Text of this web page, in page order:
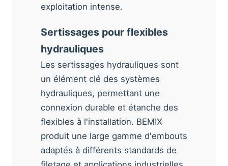
exploitation intense.
Sertissages pour flexibles
hydrauliques
Les sertissages hydrauliques sont
un élément clé des systèmes
hydrauliques, permettant une
connexion durable et étanche des
flexibles à l'installation. BEMIX
produit une large gamme d'embouts
adaptés à différents standards de